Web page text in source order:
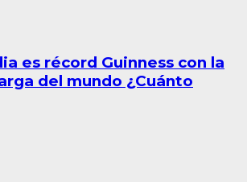
es récord Guinness con la
del mundo ¿Cuánto